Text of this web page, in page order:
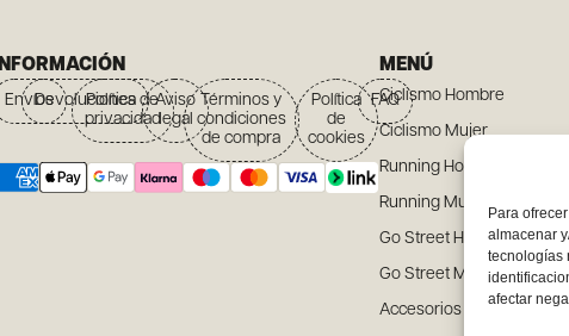
Para
almacenar
tecnologías
afectar
INFORMACIÓN
EnvíosDevoluciones
Política de
privacidad
Aviso
legal
Términos y
condiciones
de compra
Política
de
cookies
FAQ
MENÚ
Ciclismo Hombre
Ciclismo Mujer
Running Hombre
Running Mujer
Go Street Hombre
Go Street Mujer
Accesorios